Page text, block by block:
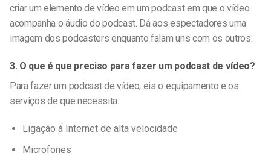
criarum elemento de vídeo em um podcast em que o vídeo
acompanha o áudio do podcast. Dá aos espectadores uma
imagem dos podcasters enquanto falam uns com os outros.
3. O que é que preciso para fazer um podcast de vídeo?
Para fazer um podcast de vídeo, eis o equipamento e os
serviços de que necessita:
Ligação à Internet de alta velocidade
Microfones